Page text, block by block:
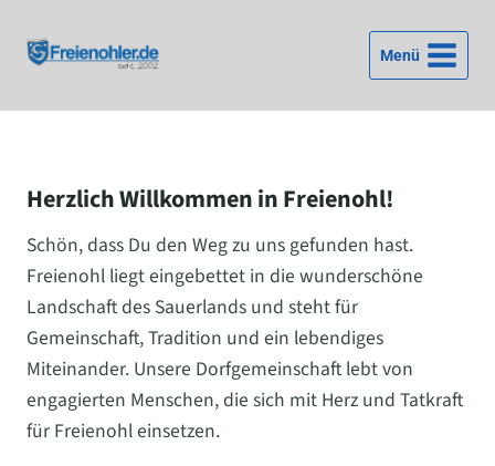
Inhalt
springen
Menü
Herzlich Willkommen in Freienohl!
Schön, dass Du den Weg zu uns gefunden hast.
Freienohl liegt eingebettet in die wunderschöne
Landschaft des Sauerlands und steht für
Gemeinschaft, Tradition und ein lebendiges
Miteinander. Unsere Dorfgemeinschaft lebt von
engagierten Menschen, die sich mit Herz und Tatkraft
für Freienohl einsetzen.